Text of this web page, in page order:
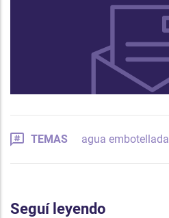
TEMAS agua embotellada
Seguí leyendo